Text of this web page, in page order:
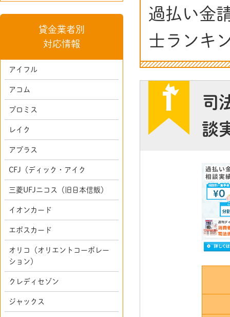
過払い金
士ランキ
司
談
貸金業者別
対応情報
アイフル
アコム
プロミス
レイク
アプラス
CFJ（ディック・アイク
三菱UFJニコス（旧日本信販）
イオンカード
エポスカード
オリコ（オリエントコーポレー
ション）
クレディセゾン
ジャックス